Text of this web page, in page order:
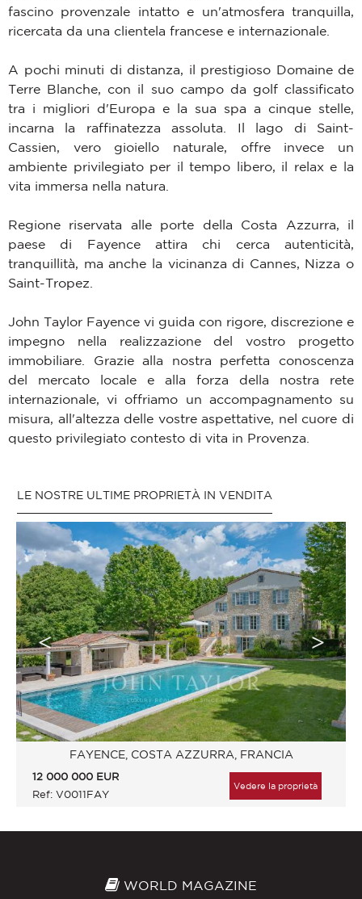
fascino provenzale intatto e un'atmosfera tranquilla,
ricercata da una clientela francese e internazionale.
A pochi minuti di distanza, il prestigioso Domaine de
Terre Blanche, con il suo campo da golf classificato
tra i migliori d'Europa e la sua spa a cinque stelle,
incarna la raffinatezza assoluta. Il lago di Saint-
Cassien, vero gioiello naturale, offre invece un
ambiente privilegiato per il tempo libero, il relax e la
vita immersa nella natura.
Regione riservata alle porte della Costa Azzurra, il
paese di Fayence attira chi cerca autenticità,
tranquillità, ma anche la vicinanza di Cannes, Nizza o
Saint-Tropez.
John Taylor Fayence vi guida con rigore, discrezione e
impegno nella realizzazione del vostro progetto
immobiliare. Grazie alla nostra perfetta conoscenza
del mercato locale e alla forza della nostra rete
internazionale, vi offriamo un accompagnamento su
misura, all'altezza delle vostre aspettative, nel cuore di
questo privilegiato contesto di vita in Provenza.
LE NOSTRE ULTIME PROPRIETÀ IN VENDITA
FAYENCE, COSTA AZZURRA, FRANCIA
12 000 000 EUR
Ref: V0011FAY
Vedere la proprietà
WORLD MAGAZINE